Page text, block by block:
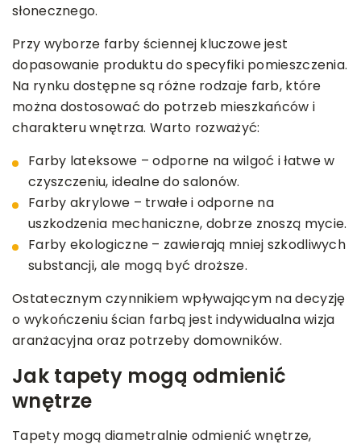
słonecznego.
Przy wyborze farby ściennej kluczowe jest
dopasowanie produktu do specyfiki pomieszczenia.
Na rynku dostępne są różne rodzaje farb, które
można dostosować do potrzeb mieszkańców i
charakteru wnętrza. Warto rozważyć:
Farby lateksowe – odporne na wilgoć i łatwe w
czyszczeniu, idealne do salonów.
Farby akrylowe – trwałe i odporne na
uszkodzenia mechaniczne, dobrze znoszą mycie.
Farby ekologiczne – zawierają mniej szkodliwych
substancji, ale mogą być droższe.
Ostatecznym czynnikiem wpływającym na decyzję
o wykończeniu ścian farbą jest indywidualna wizja
aranżacyjna oraz potrzeby domowników.
Jak tapety mogą odmienić
wnętrze
Tapety mogą diametralnie odmienić wnętrze,